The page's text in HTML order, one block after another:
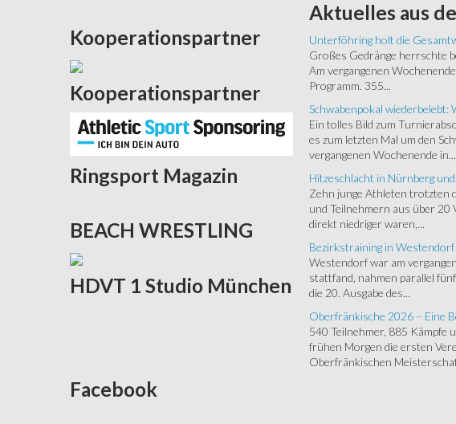
Aktuelles aus
Unterföhring holt die
Großes Gedränge herrschte
Am vergangenen
Programm. 355...
Schwabenpokal
Ein tolles Bild zum
es zum letzten Mal um den
vergangenen Wochenende in...
Hitzeschlacht in Nürnberg
Zehn junge Athleten trotzten
und Teilnehmern aus über
direkt niedriger waren,...
Bezirkstraining in Westendorf
Westendorf war am
stattfand, nahmen parallel
die 20. Ausgabe des...
Oberfränkische 2026 – Eine
540 Teilnehmer, 885 Kämpfe
frühen Morgen die ersten
Oberfränkischen
Kooperationspartner
Kooperationspartner
Ringsport Magazin
BEACH WRESTLING
HDVT 1 Studio München
Facebook